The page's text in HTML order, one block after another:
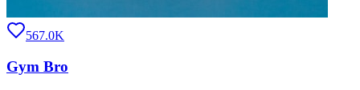
567.0K
Gym Bro